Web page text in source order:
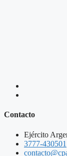
Contacto
Ejército
3777-430501